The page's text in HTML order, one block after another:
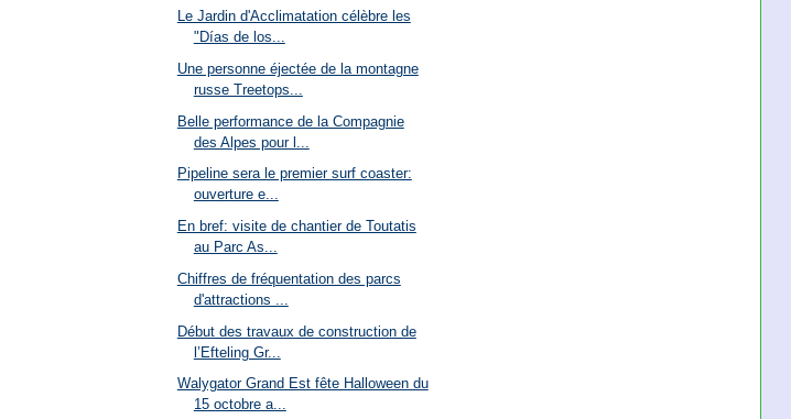
Le Jardin d'Acclimatation célèbre les
"Días de los...
Une personne éjectée de la montagne
russe Treetops...
Belle performance de la Compagnie
des Alpes pour l...
Pipeline sera le premier surf coaster:
ouverture e...
En bref: visite de chantier de Toutatis
au Parc As...
Chiffres de fréquentation des parcs
d'attractions ...
Début des travaux de construction de
l’Efteling Gr...
Walygator Grand Est fête Halloween du
15 octobre a...